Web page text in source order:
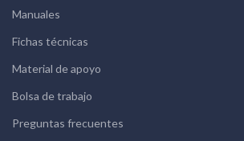
Manuales
Fichas técnicas
Material de apoyo
Bolsa de trabajo
Preguntas frecuentes